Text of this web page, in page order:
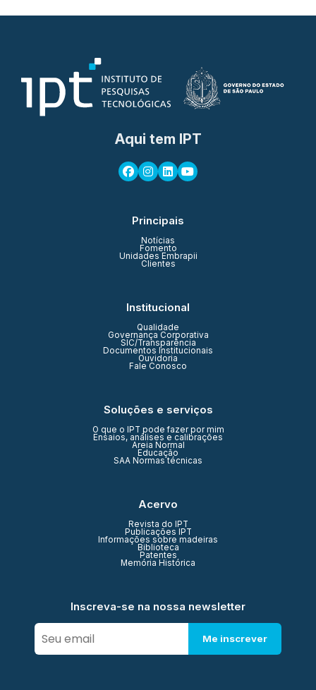
Aqui tem IPT
Principais
Notícias
Fomento
Unidades Embrapii
Clientes
Institucional
Qualidade
Governança Corporativa
SIC/Transparência
Documentos Institucionais
Ouvidoria
Fale Conosco
Soluções e serviços
O que o IPT pode fazer por mim
Ensaios, análises e calibrações
Areia Normal
Educação
SAA Normas técnicas
Acervo
Revista do IPT
Publicações IPT
Informações sobre madeiras
Biblioteca
Patentes
Memória Histórica
Inscreva-se na nossa newsletter
Me inscrever